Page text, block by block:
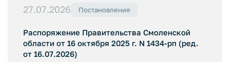
27.07.2026 Постановления
Распоряжение Правительства Смоленской
области от 16 октября 2025 г. N 1434-рп (ред.
от 16.07.2026)